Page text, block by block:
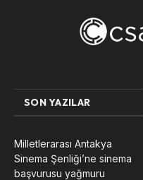
SON YAZILAR
Milletlerarası Antakya
Sinema Şenliği’ne sinema
başvurusu yağmuru